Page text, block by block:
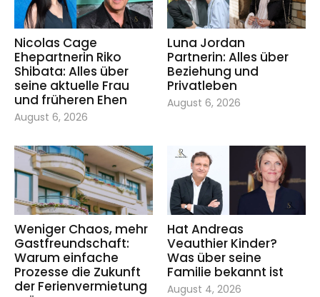
Nicolas Cage
Ehepartnerin Riko
Shibata: Alles über
seine aktuelle Frau
und früheren Ehen
August 6, 2026
Luna Jordan
Partnerin: Alles über
Beziehung und
Privatleben
August 6, 2026
Weniger Chaos, mehr
Gastfreundschaft:
Warum einfache
Prozesse die Zukunft
der Ferienvermietung
Hat Andreas
Veauthier Kinder?
Was über seine
Familie bekannt ist
August 4, 2026